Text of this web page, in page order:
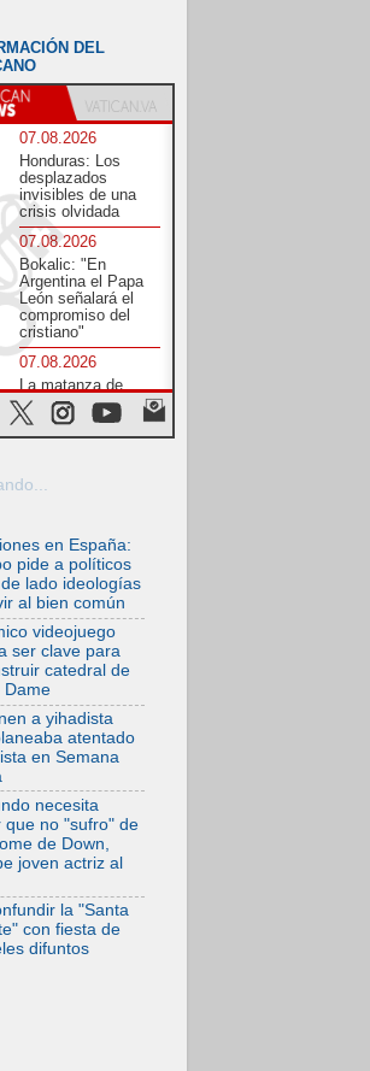
DEL
07.08.2026
Honduras: Los
desplazados
invisibles de una
crisis olvidada
07.08.2026
Bokalic: "En
Argentina el Papa
León señalará el
compromiso del
cristiano"
07.08.2026
La matanza de
niños en Gaza no
cesa: 300 muertos
en 300 días
Tagle: La guerra
de Dios lo
transfigura
07.08.2026
Presentada la
Trienal de Arte de
las Universidades
Católicas:
«Exercises in
Empathy»
07.08.2026
Fortunatus
Nwachukwu: la
misión al servicio
del Evangelio
07.08.2026
SIGNIS 2026, dar
en el espacio
público
07.08.2026
en España:
pide a políticos
lado ideologías
al bien común
videojuego
ser clave para
catedral de
Dame
a yihadista
atentado
en Semana
necesita
que no "sufro" de
de Down,
joven actriz al
la "Santa
con fiesta de
difuntos